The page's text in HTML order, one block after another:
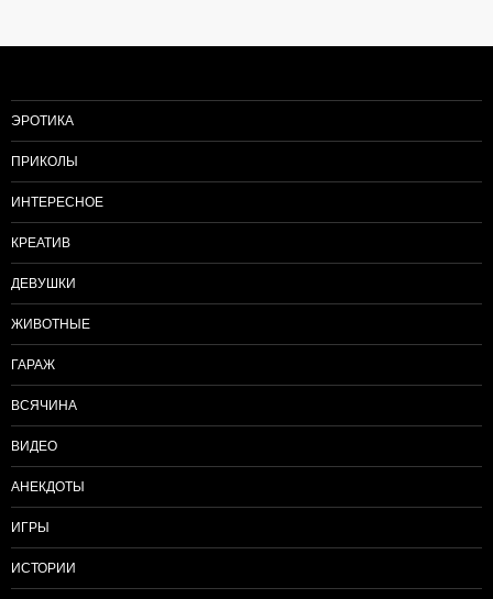
ЭРОТИКА
ПРИКОЛЫ
ИНТЕРЕСНОЕ
КРЕАТИВ
ДЕВУШКИ
ЖИВОТНЫЕ
ГАРАЖ
ВСЯЧИНА
ВИДЕО
АНЕКДОТЫ
ИГРЫ
ИСТОРИИ